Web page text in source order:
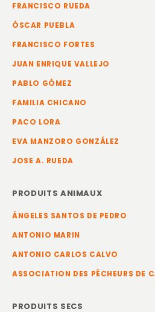
FRANCISCO RUEDA
ÓSCAR PUEBLA
FRANCISCO FORTES
JUAN ENRIQUE VALLEJO
PABLO GÓMEZ
FAMILIA CHICANO
PACO LORA
EVA MANZORO GONZÁLEZ
JOSE A. RUEDA
PRODUITS ANIMAUX
ÁNGELES SANTOS DE PEDRO
ANTONIO MARIN
ANTONIO CARLOS CALVO
ASSOCIATION DES PÊCHEURS DE
PRODUITS SECS